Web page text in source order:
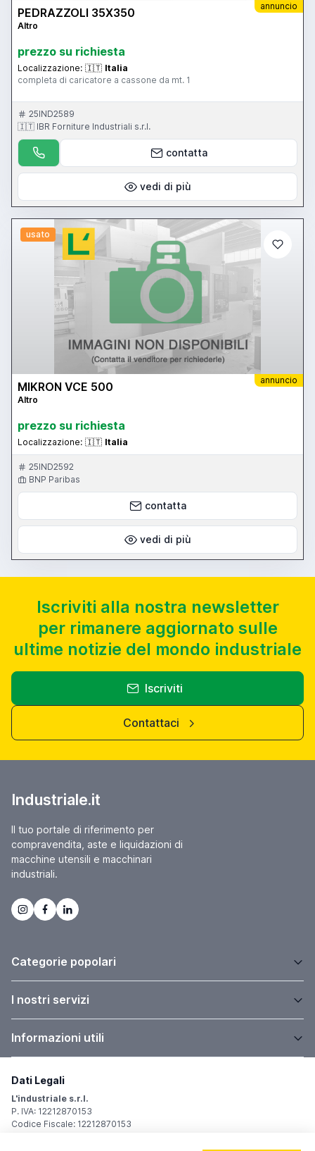
annuncio
PEDRAZZOLI 35X350
Altro
prezzo su richiesta
Localizzazione: 🇮🇹 Italia
completa di caricatore a cassone da mt. 1
25IND2589
🇮🇹 IBR Forniture Industriali s.r.l.
contatta
vedi di più
usato
annuncio
MIKRON VCE 500
Altro
prezzo su richiesta
Localizzazione: 🇮🇹 Italia
25IND2592
BNP Paribas
contatta
vedi di più
Iscriviti alla nostra newsletter
per rimanere aggiornato sulle
ultime notizie del mondo industriale
Iscriviti
Contattaci
Industriale.it
Il tuo portale di riferimento per
compravendita, aste e liquidazioni di
macchine utensili e macchinari
industriali.
Categorie popolari
I nostri servizi
Informazioni utili
Dati Legali
L'industriale s.r.l.
P. IVA: 12212870153
Codice Fiscale: 12212870153